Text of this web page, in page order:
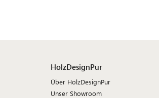
HolzDesignPur
Über HolzDesignPur
Unser Showroom